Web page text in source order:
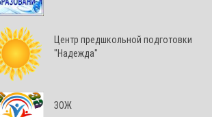
Центр предшкольной подготовки
"Надежда"
ЗОЖ